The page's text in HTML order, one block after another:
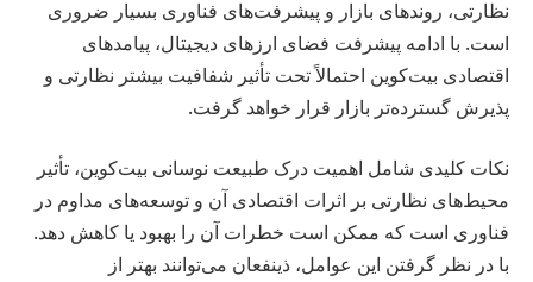
نظارتی، روندهای بازار و پیشرفت‌های فناوری بسیار ضروری
است. با ادامه پیشرفت فضای ارزهای دیجیتال، پیامدهای
اقتصادی بیت‌کوین احتمالاً تحت تأثیر شفافیت بیشتر نظارتی و
پذیرش گسترده‌تر بازار قرار خواهد گرفت.
نکات کلیدی شامل اهمیت درک طبیعت نوسانی بیت‌کوین، تأثیر
محیط‌های نظارتی بر اثرات اقتصادی آن و توسعه‌های مداوم در
فناوری است که ممکن است خطرات آن را بهبود یا کاهش دهد.
با در نظر گرفتن این عوامل، ذینفعان می‌توانند بهتر از